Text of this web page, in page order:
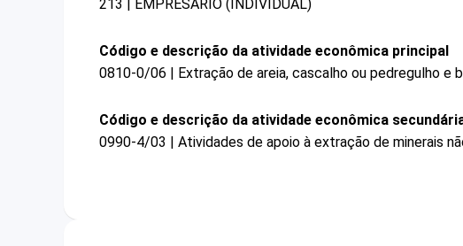
213 | EMPRESARIO (INDIVIDUAL)
Código e descrição da atividade econômica principal
0810-0/06 | Extração de areia, cascalho ou pedregulho e
Código e descrição da atividade econômica
0990-4/03 | Atividades de apoio à extração de minerais